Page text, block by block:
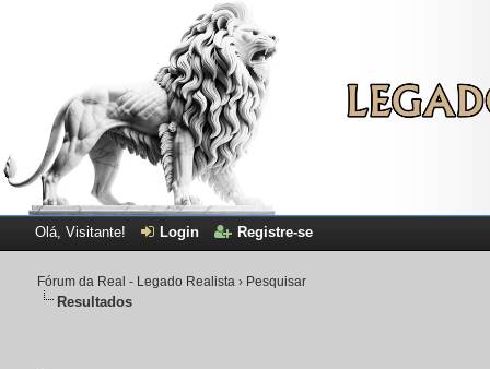
Olá, Visitante! Login Registre-se
Fórum da Real - Legado Realista › Pesquisar
Resultados